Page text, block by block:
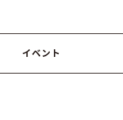
イベント